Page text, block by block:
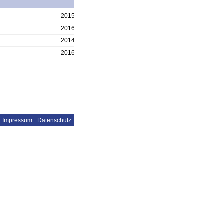
2015
2016
2014
2016
Impressum Datenschutz